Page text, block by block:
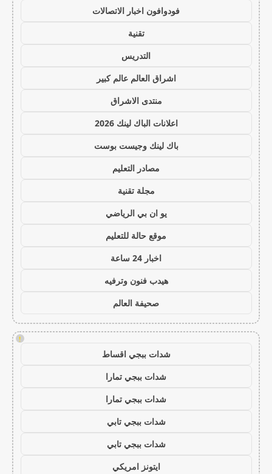
فودوافون اخبار الاتصالات
تقنية
التدريس
اشراق العالم عالم كبير
منتدى الاشراق
اعلانات الباك لينك 2026
باك لينك وجيست بوست
مصادر التعليم
مجلة تقنية
يو ان بي الرياضي
موقع حالة للتعليم
اخبار 24 ساعة
هيدب فنون وترفيه
صحيفة العالم
!
شدات ببجي اقساط
شدات ببجي تمارا
شدات ببجي تمارا
شدات ببجي تابي
شدات ببجي تابي
ايتونز امريكي